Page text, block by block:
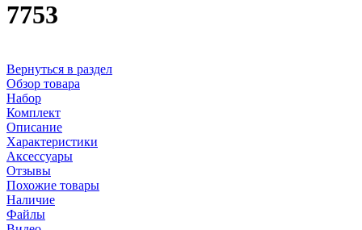
7753
Вернуться в раздел
Обзор товара
Набор
Комплект
Описание
Характеристики
Аксессуары
Отзывы
Похожие товары
Наличие
Файлы